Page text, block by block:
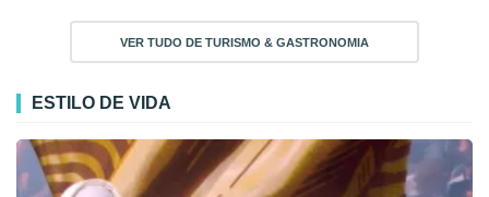
VER TUDO DE TURISMO & GASTRONOMIA
ESTILO DE VIDA